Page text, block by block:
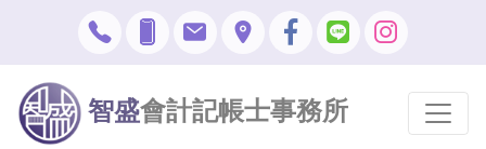
智盛會計記帳士事務所